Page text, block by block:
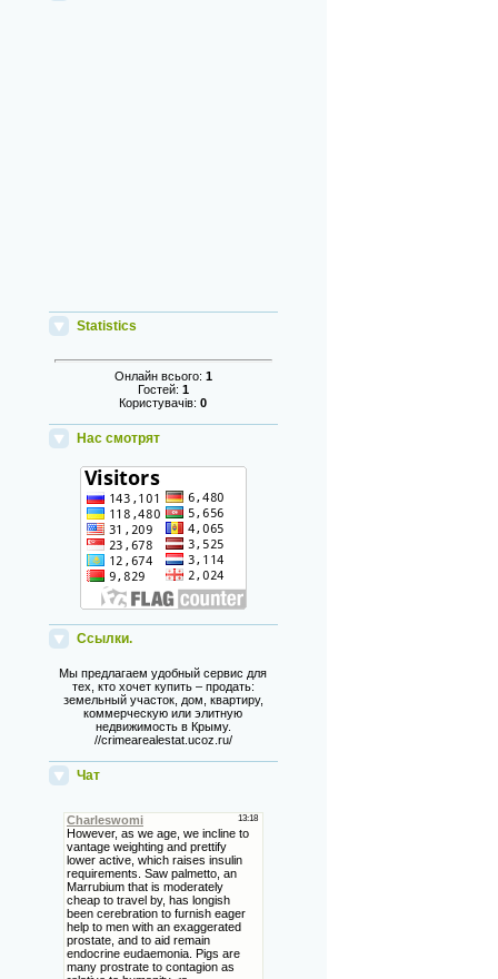
Statistics
Онлайн всього: 1
Гостей: 1
Користувачів:0
Нас смотрят
Ссылки.
Мы предлагаем удобный сервис для
тех, кто хочет купить – продать:
земельный участок, дом, квартиру,
коммерческую или элитную
недвижимость в Крыму.
//crimearealestat.ucoz.ru/
Чат